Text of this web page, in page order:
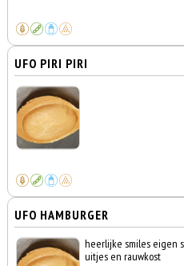
UFO PIRI PIRI
UFO HAMBURGER
heerlijke smiles eigen
uitjes en rauwkost